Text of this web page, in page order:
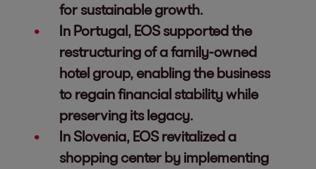
for sustainable growth.
In Portugal, EOS supported the
restructuring of a family-owned
hotel group, enabling the business
to regain financial stability while
preserving its legacy.
In Slovenia, EOS revitalized a
shopping center by implementing